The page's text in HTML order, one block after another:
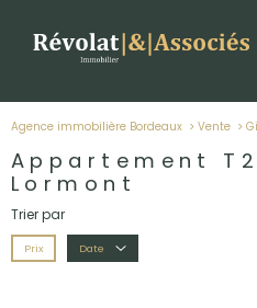
Agence immobilière Bordeaux Vente
Appartement
Lormont
Trier par
Prix Date